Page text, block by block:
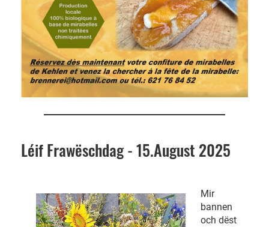
Léif Frawëschdag - 15.August 2025
Mir
bannen
och dëst